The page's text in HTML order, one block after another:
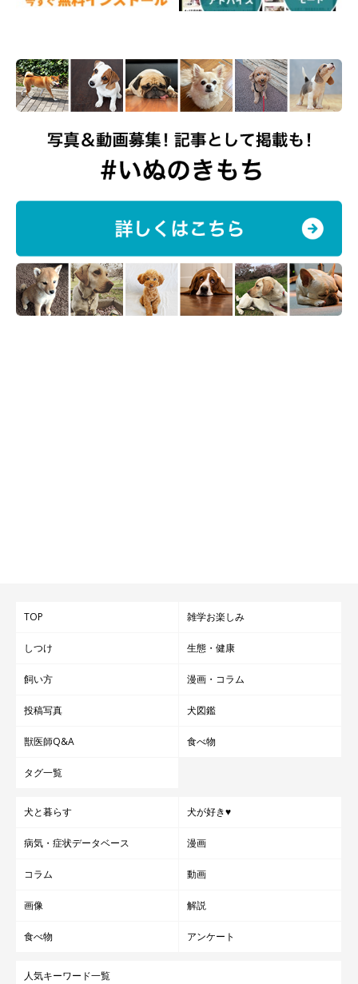
※記事と写真に関連性はありませんので予めご了承ください。
TOP 雑学お楽しみ
しつけ 生態・健康
飼い方 漫画・コラム
投稿写真 犬図鑑
獣医師Q&A 食べ物
タグ一覧
犬と暮らす 犬が好き♥
病気・症状データベース 漫画
コラム 動画
画像 解説
食べ物 アンケート
人気キーワード一覧